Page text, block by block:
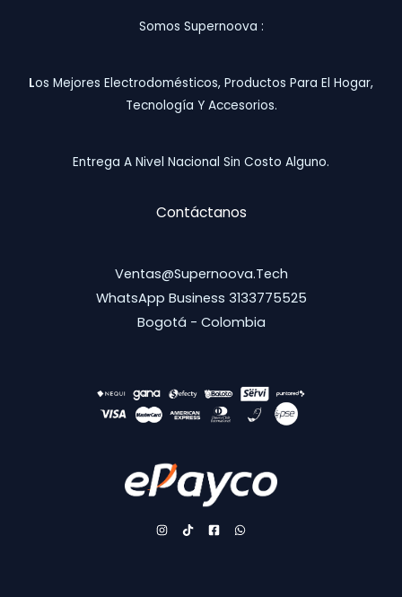
Somos Supernoova :
LOs Mejores Electrodomésticos, Productos Para El Hogar,
Tecnología Y Accesorios.
Entrega A Nivel Nacional Sin Costo Alguno.
Contáctanos
Ventas@supernoova.tech
WhatsApp Business 3133775525
Bogotá - Colombia